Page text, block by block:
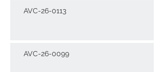
AVC-26-0113
AVC-26-0099